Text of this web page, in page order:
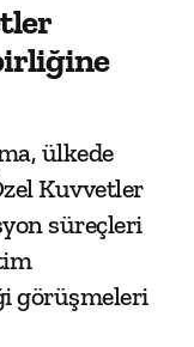
ülkede
Kuvvetler
süreçleri
görüşmeleri